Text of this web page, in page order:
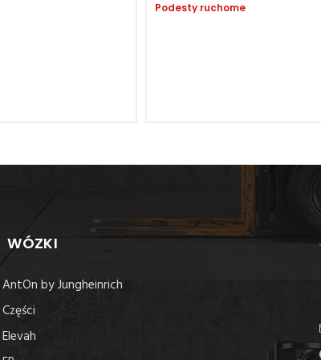
Podesty ruchome
WÓZKI
AntOn by Jungheinrich
Części
Elevah